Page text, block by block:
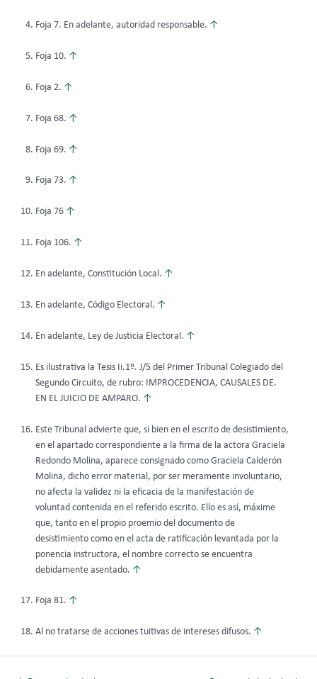
Foja 7. En adelante, autoridad responsable. ↑
Foja 10. ↑
Foja 2. ↑
Foja 68. ↑
Foja 69. ↑
Foja 73. ↑
Foja 76 ↑
Foja 106. ↑
En adelante, Constitución Local. ↑
En adelante, Código Electoral. ↑
En adelante, Ley de Justicia Electoral. ↑
Es ilustrativa la Tesis Ii.1º. J/5 del Primer Tribunal Colegiado del
Segundo Circuito, de rubro: IMPROCEDENCIA, CAUSALES DE.
EN EL JUICIO DE AMPARO. ↑
Este Tribunal advierte que, si bien en el escrito de desistimiento,
en el apartado correspondiente a la firma de la actora Graciela
Redondo Molina, aparece consignado como Graciela Calderón
Molina, dicho error material, por ser meramente involuntario,
no afecta la validez ni la eficacia de la manifestación de
voluntad contenida en el referido escrito. Ello es así, máxime
que, tanto en el propio proemio del documento de
desistimiento como en el acta de ratificación levantada por la
ponencia instructora, el nombre correcto se encuentra
debidamente asentado. ↑
Foja 81. ↑
Al no tratarse de acciones tuitivas de intereses difusos. ↑